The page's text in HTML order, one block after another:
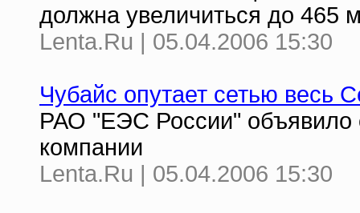
должна увеличиться до 465
Lenta.Ru | 05.04.2006 15:30
Чубайс опутает сетью весь
РАО "ЕЭС России" объявило
компании
Lenta.Ru | 05.04.2006 15:30